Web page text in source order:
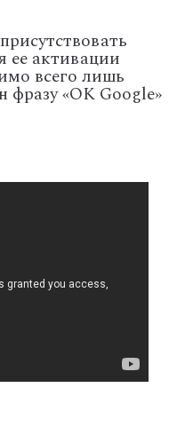
ее активации
всего лишь
«OK Google»